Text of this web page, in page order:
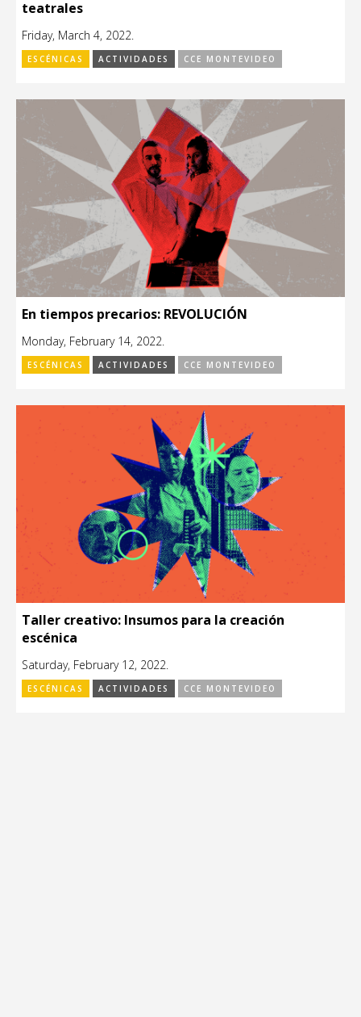
teatrales
Friday, March 4, 2022.
ESCÉNICAS ACTIVIDADES CCE MONTEVIDEO
En tiempos precarios: REVOLUCIÓN
Monday, February 14, 2022.
ESCÉNICAS ACTIVIDADES CCE MONTEVIDEO
Taller creativo: Insumos para la creación
escénica
Saturday, February 12, 2022.
ESCÉNICAS ACTIVIDADES CCE MONTEVIDEO